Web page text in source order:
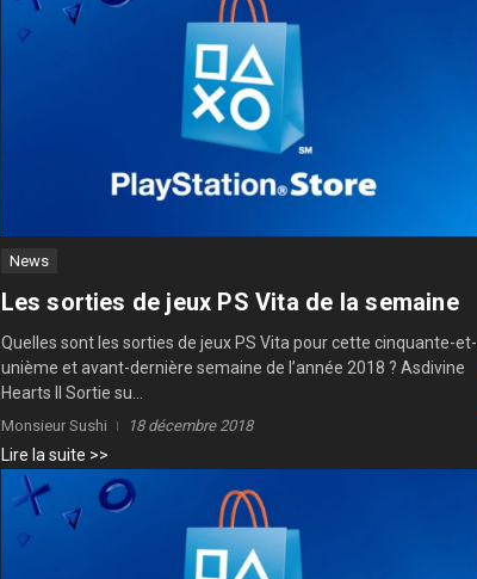
News
Les sorties de jeux PS Vita de la semaine
Quelles sont les sorties de jeux PS Vita pour cette cinquante-et-
unième et avant-dernière semaine de l’année 2018 ? Asdivine
Hearts II Sortie su...
Monsieur Sushi 18 décembre 2018
Lire la suite >>